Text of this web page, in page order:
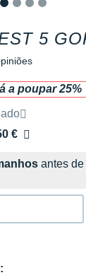
5
a poupar 25%
pela marca
€
antes